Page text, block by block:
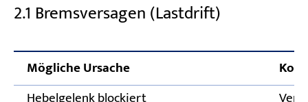
2.1 Bremsversagen (Lastdrift)
Mögliche Ursache